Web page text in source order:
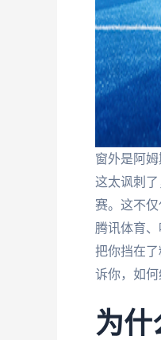
窗外是阿
这太讽刺
赛。这不
腾讯体育
把你挡在
诉你，如
为什